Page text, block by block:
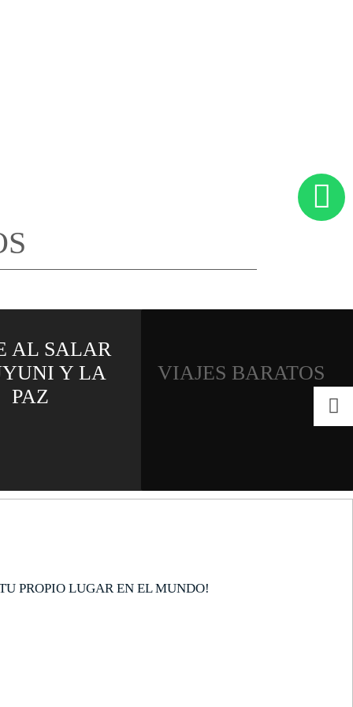
AL SALAR
Y LA
PAZ
VIAJES BARATOS
PROPIO LUGAR EN EL MUNDO!